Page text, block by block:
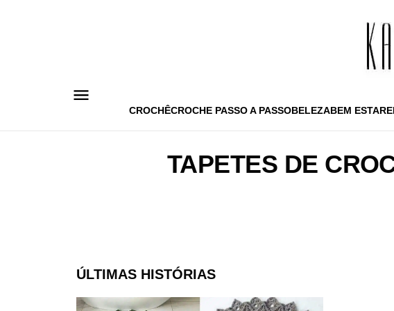
CROCHÊCROCHE PASSO A PASSOBELEZABEM ESTAR
TAPETES DE
ÚLTIMAS HISTÓRIAS